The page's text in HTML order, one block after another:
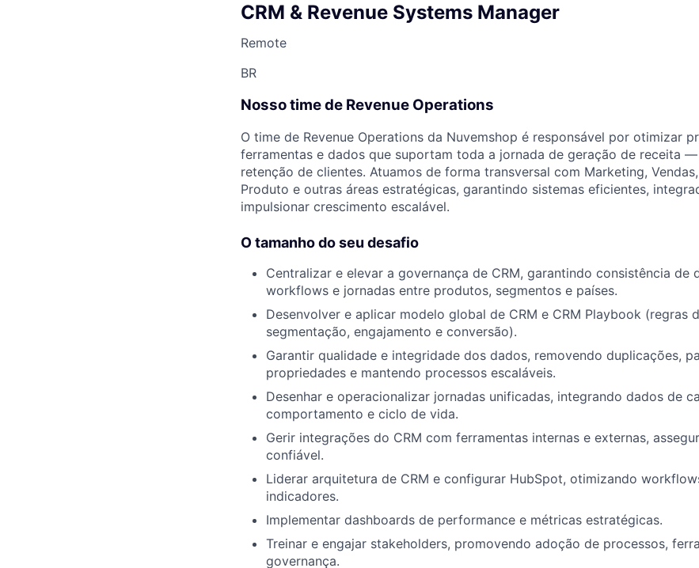
CRM & Revenue Systems Manager
Remote
BR
Nosso time de Revenue Operations
O time de Revenue Operations da Nuvemshop é responsável por otimizar
ferramentas e dados que suportam toda a jornada de geração de receita
retenção de clientes. Atuamos de forma transversal com Marketing,
Produto e outras áreas estratégicas, garantindo sistemas eficientes,
impulsionar crescimento escalável.
O tamanho do seu desafio
Centralizar e elevar a governança de CRM, garantindo consistência de
workflows e jornadas entre produtos, segmentos e países.
Desenvolver e aplicar modelo global de CRM e CRM Playbook (regras
segmentação, engajamento e conversão).
Garantir qualidade e integridade dos dados, removendo duplicações,
propriedades e mantendo processos escaláveis.
Desenhar e operacionalizar jornadas unificadas, integrando dados de
comportamento e ciclo de vida.
Gerir integrações do CRM com ferramentas internas e externas,
confiável.
Liderar arquitetura de CRM e configurar HubSpot, otimizando
indicadores.
Implementar dashboards de performance e métricas estratégicas.
Treinar e engajar stakeholders, promovendo adoção de processos,
governança.